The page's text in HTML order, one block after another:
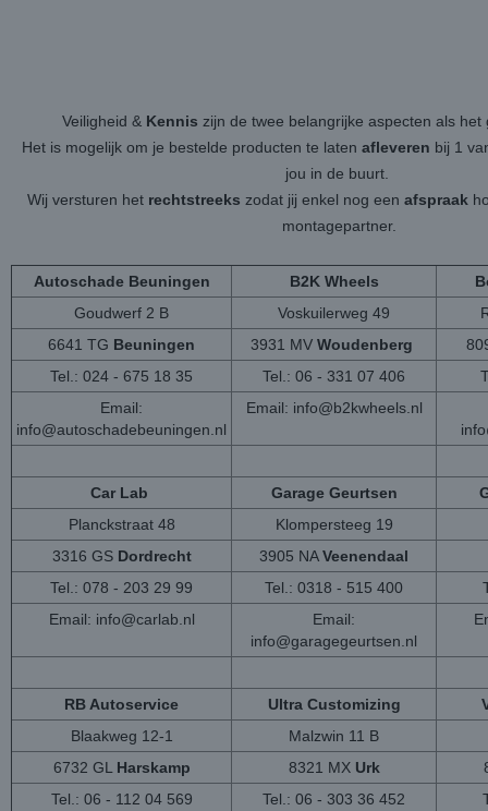
Veiligheid & Kennis zijn de twee belangrijke aspecten als
Het is mogelijk om je bestelde producten te laten afleveren bij 1
jou in de buurt.
Wij versturen het rechtstreeks zodat jij enkel nog een afspraak
montagepartner.
Autoschade Beuningen B2K Wheels
Goudwerf 2 B
Voskuilerweg 49
6641 TG Beuningen 3931 MV Woudenberg
Tel.: 024 - 675 18 35
Tel.: 06 - 331 07 406
Email:
info@autoschadebeuningen.nl
Email: info@b2kwheels.nl
Car Lab Garage Geurtsen
Planckstraat 48
Klompersteeg 19
3316 GS Dordrecht 3905 NAVeenendaal
Tel.: 078 - 203 29 99
Tel.: 0318 - 515 400
Email: info@carlab.nl
Email:
info@garagegeurtsen.nl
RB Autoservice Ultra Customizing
Blaakweg 12-1
Malzwin 11 B
6732 GL Harskamp 8321 MX Urk
Tel.: 06 - 112 04 569
Tel.: 06 - 303 36 452